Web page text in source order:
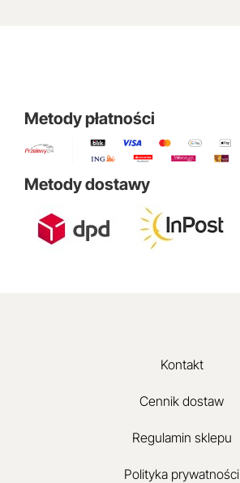
Metody płatności
Metody dostawy
Kontakt
Cennik dostaw
Regulamin sklepu
Polityka prywatności